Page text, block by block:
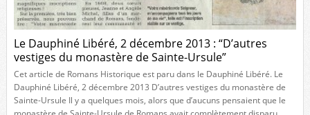
Le Dauphiné Libéré, 2 décembre 2013 : “D’autres
vestiges du monastère de Sainte-Ursule”
Cet article de Romans Historique est paru dans le Dauphiné Libéré. Le
Dauphiné Libéré, 2 décembre 2013 D’autres vestiges du monastère de
Sainte-Ursule Il y a quelques mois, alors que d’aucuns pensaient que le